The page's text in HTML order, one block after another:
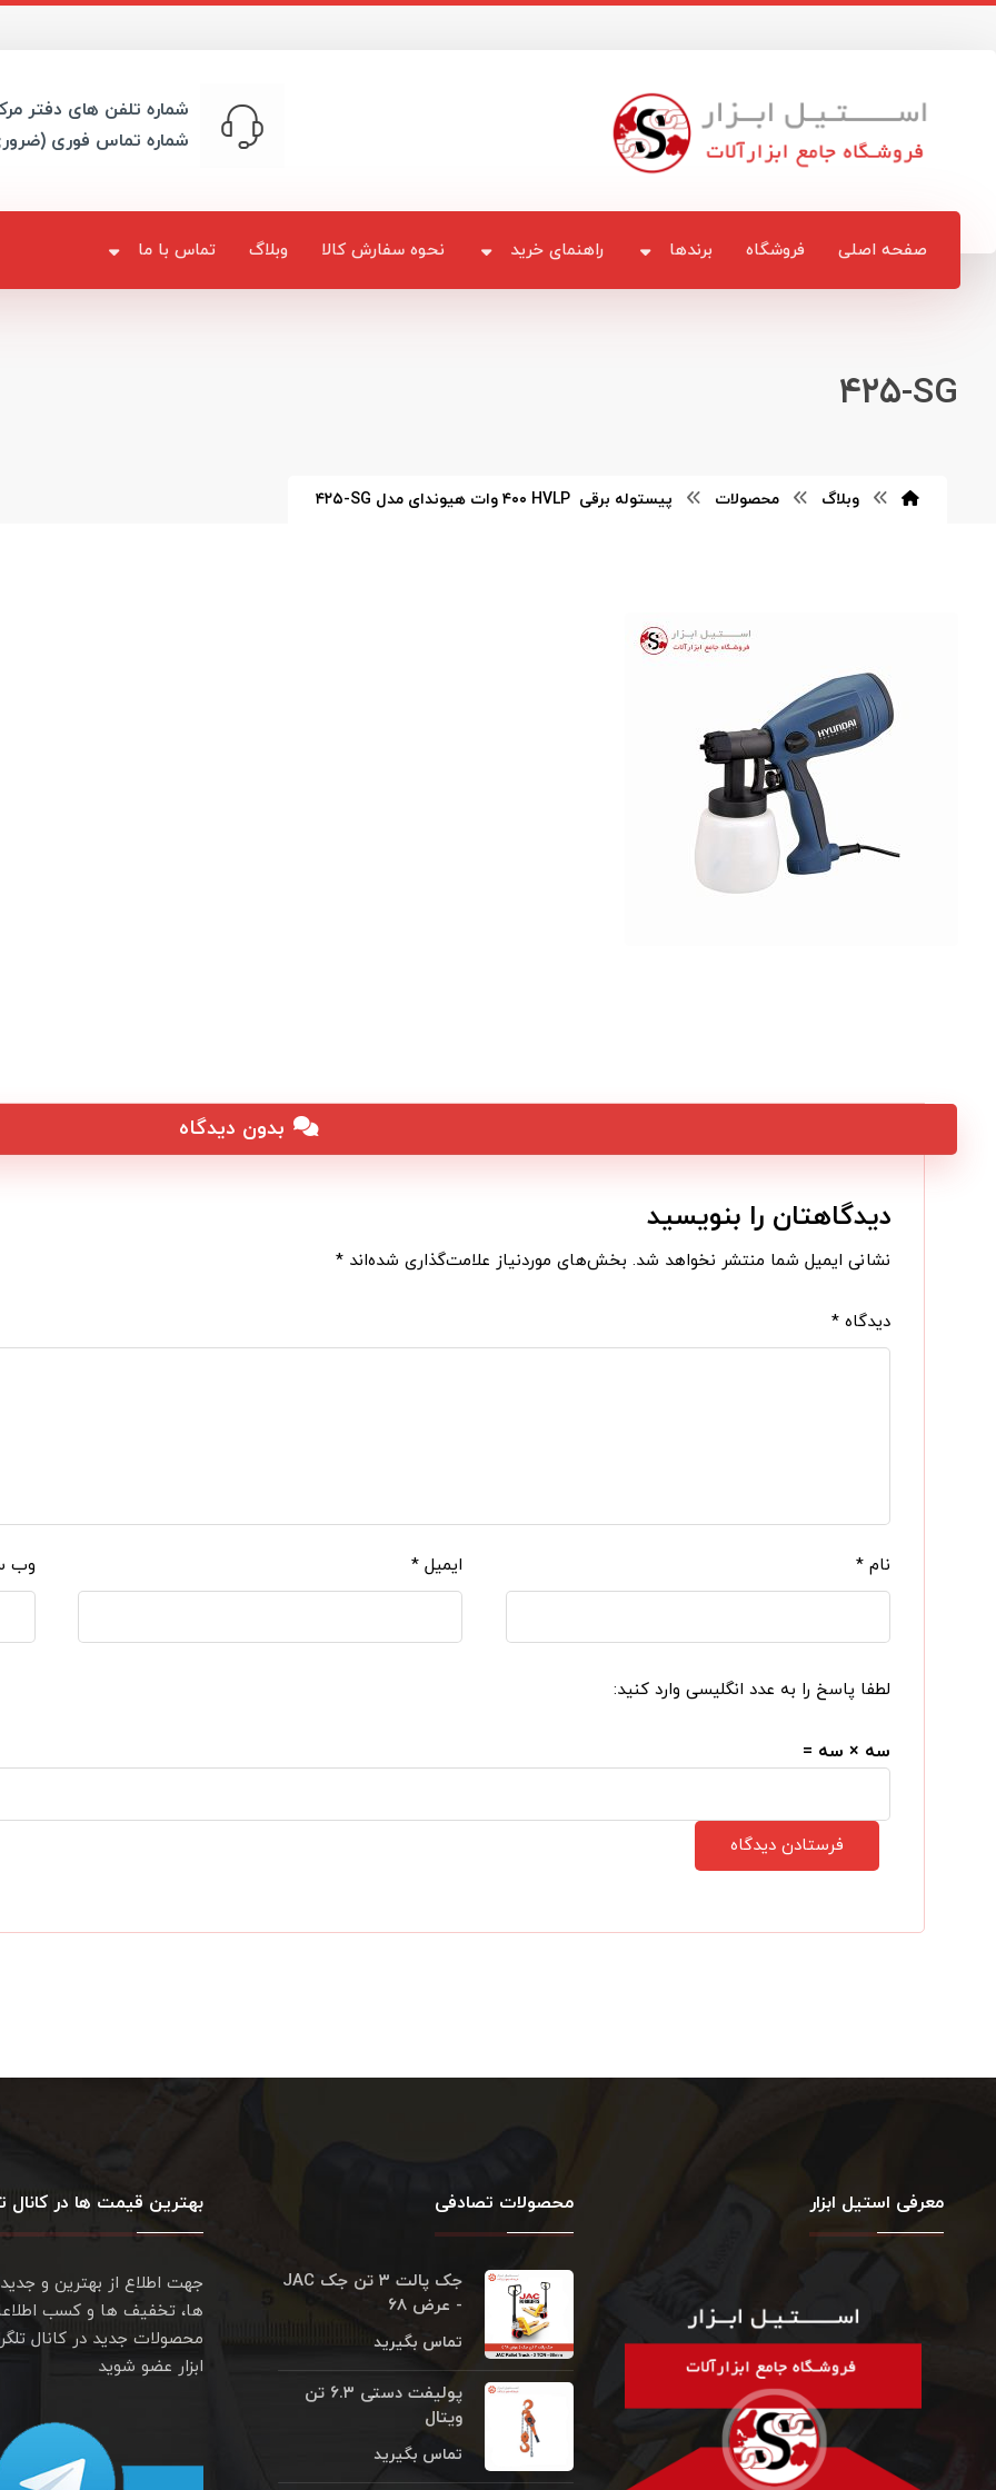
شماره تلفن های دفتر
شماره تماس فوری
صفحه اصلی فروشگاه برندها راهنمای خرید نحوه سفارش کالا وبلاگ تماس با ما
۴۲۵‎-SG
وبلاگ محصولات پیستوله برقی HVLP‎ ‎‏ ۴۰۰ وات هیوندای مدل ۴۲۵‎-SG
بدون دیدگاه
دیدگاهتان را بنویسید
نشانی ایمیل شما منتشر نخواهد شد. بخش‌های موردنیاز علامت‌گذاری شده‌اند *
دیدگاه *
نام * ایمیل * وب‌
لطفا پاسخ را به عدد انگلیسی وارد کنید:
سه × سه =
معرفی استیل ابزار محصولات تصادفی
جک پالت ۳ تن جک JAC
- عرض ۶۸
تماس بگیرید
پولیفت دستی ۶.۳ تن
ویتال
تماس بگیرید
بهترین قیمت ها در کانال
جهت اطلاع از بهترین و
ها، تخفیف ها و کسب
محصولات جدید در کانال
ابزار عضو شوید